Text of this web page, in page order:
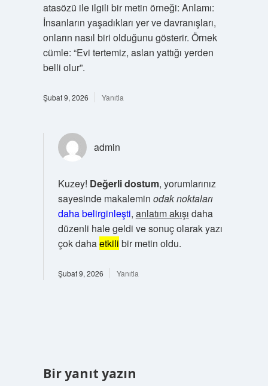
atasözü ile ilgili bir metin örneği: Anlamı:
İnsanların yaşadıkları yer ve davranışları,
onların nasıl biri olduğunu gösterir. Örnek
cümle: “Evi tertemiz, aslan yattığı yerden
belli olur”.
Şubat 9, 2026 Yanıtla
admin
Kuzey! Değerli dostum, yorumlarınız
sayesinde makalemin odak noktaları
daha belirginleşti, anlatım akışı daha
düzenli hale geldi ve sonuç olarak yazı
çok dahaetkili bir metin oldu.
Şubat 9, 2026 Yanıtla
Bir yanıt yazın